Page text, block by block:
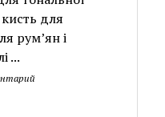
для
рум’ян і
...